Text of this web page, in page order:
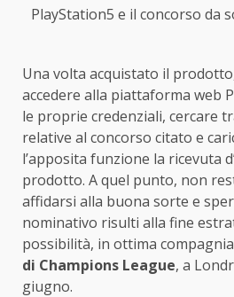
PlayStation5 e il concorso da
Una volta acquistato il
accedere alla piattaforma web
le proprie credenziali, cercare
relative al concorso citato e
l’apposita funzione la ricevuta
prodotto. A quel punto, non
affidarsi alla buona sorte e
nominativo risulti alla fine
possibilità, in ottima
di Champions League, a
giugno.